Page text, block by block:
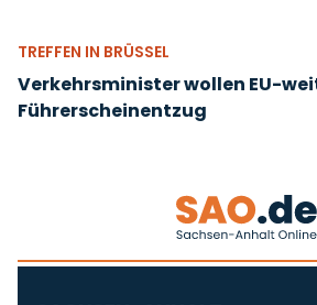
TREFFEN IN BRÜSSEL
Verkehrsminister wollen EU-
Führerscheinentzug